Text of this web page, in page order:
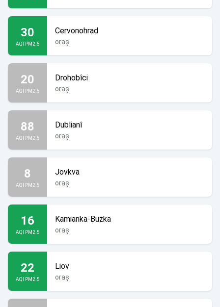
30
AQI PM2.5
Cervonohrad
oraș
20
AQI PM2.5
Drohobîci
oraș
88
AQI PM2.5
Dublianî
oraș
8
AQI PM2.5
Jovkva
oraș
16
AQI PM2.5
Kamianka-Buzka
oraș
22
AQI PM2.5
Liov
oraș